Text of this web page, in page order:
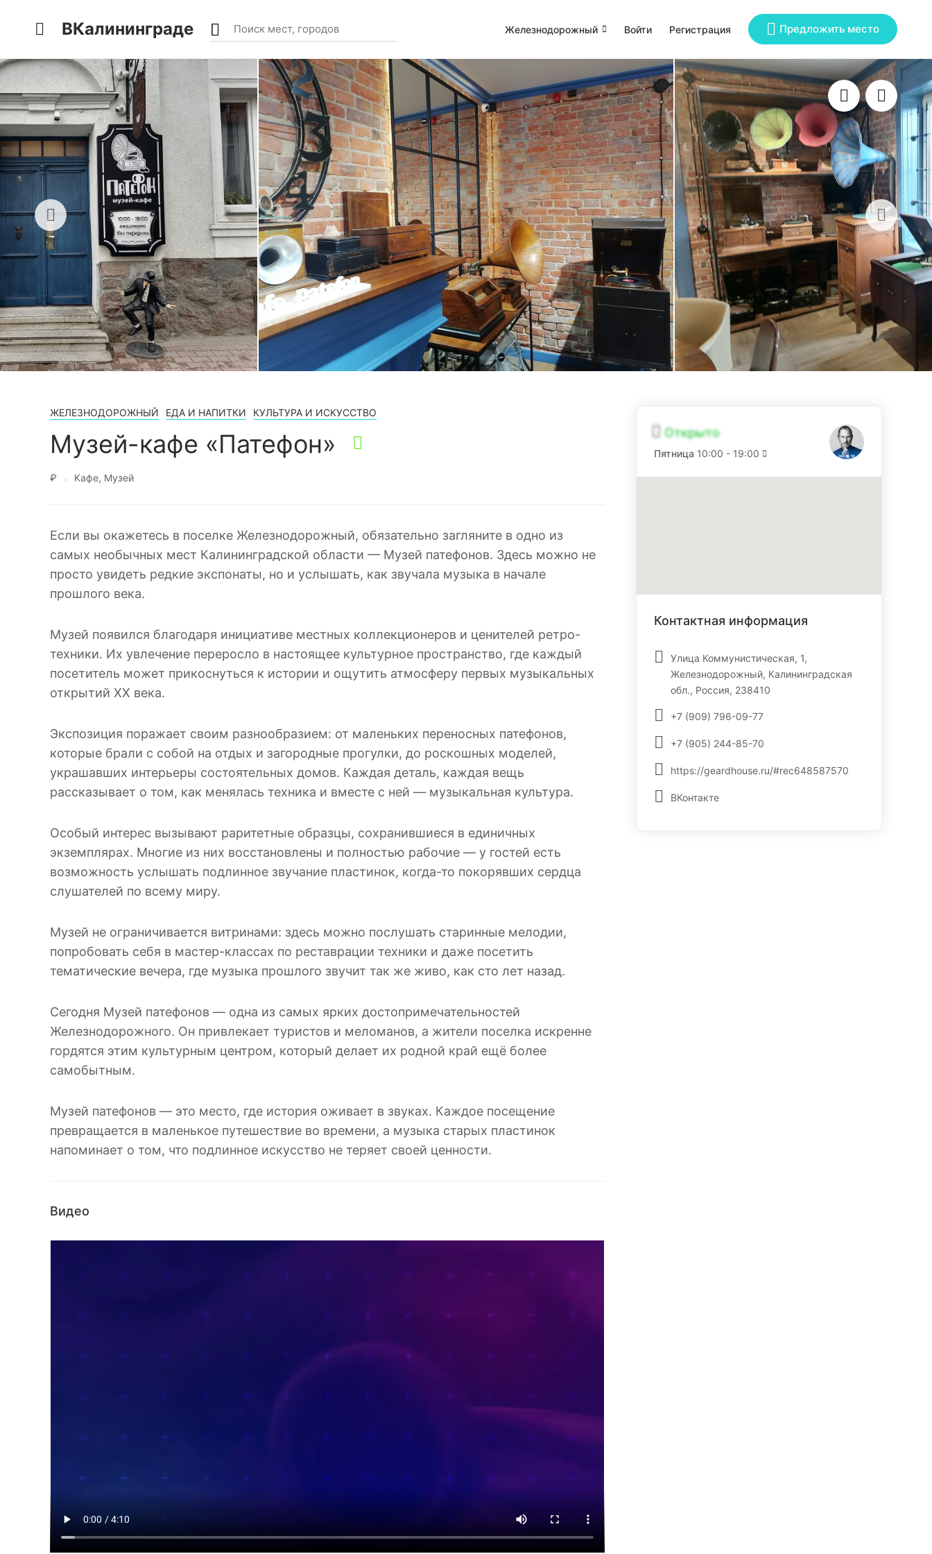
ВКалининграде Железнодорожный Войти Регистрация Предложить место
ЖЕЛЕЗНОДОРОЖНЫЙ ЕДА И НАПИТКИ КУЛЬТУРА И ИСКУССТВО
Музей-кафе «Патефон»
₽ Кафе Музей
Если вы окажетесь в поселке Железнодорожный, обязательно загляните в одно из
самых необычных мест Калининградской области — Музей патефонов. Здесь можно не
просто увидеть редкие экспонаты, но и услышать, как звучала музыка в начале
прошлого века.
Музей появился благодаря инициативе местных коллекционеров и ценителей ретро-
техники. Их увлечение переросло в настоящее культурное пространство, где каждый
посетитель может прикоснуться к истории и ощутить атмосферу первых музыкальных
открытий XX века.
Экспозиция поражает своим разнообразием: от маленьких переносных патефонов,
которые брали с собой на отдых и загородные прогулки, до роскошных моделей,
украшавших интерьеры состоятельных домов. Каждая деталь, каждая вещь
рассказывает о том, как менялась техника и вместе с ней — музыкальная культура.
Особый интерес вызывают раритетные образцы, сохранившиеся в единичных
экземплярах. Многие из них восстановлены и полностью рабочие — у гостей есть
возможность услышать подлинное звучание пластинок, когда-то покорявших сердца
слушателей по всему миру.
Музей не ограничивается витринами: здесь можно послушать старинные мелодии,
попробовать себя в мастер-классах по реставрации техники и даже посетить
тематические вечера, где музыка прошлого звучит так же живо, как сто лет назад.
Сегодня Музей патефонов — одна из самых ярких достопримечательностей
Железнодорожного. Он привлекает туристов и меломанов, а жители поселка искренне
гордятся этим культурным центром, который делает их родной край ещё более
самобытным.
Музей патефонов — это место, где история оживает в звуках. Каждое посещение
превращается в маленькое путешествие во времени, а музыка старых пластинок
напоминает о том, что подлинное искусство не теряет своей ценности.
Видео
Открыто
Пятница 10:00 - 19:00
Контактная информация
Улица Коммунистическая, 1,
Железнодорожный, Калининградская
обл., Россия, 238410
+7 (909) 796-09-77
+7 (905) 244-85-70
https://geardhouse.ru/#rec648587570
ВКонтакте